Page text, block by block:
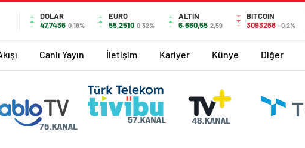
DOLAR
47,7436 0.18%
EURO
55,2510 0.32%
ALTIN
6.660,55 2,59
BITCOIN
3093268 -0.2%
Canlı Yayın İletişim Kariyer Künye Diğer